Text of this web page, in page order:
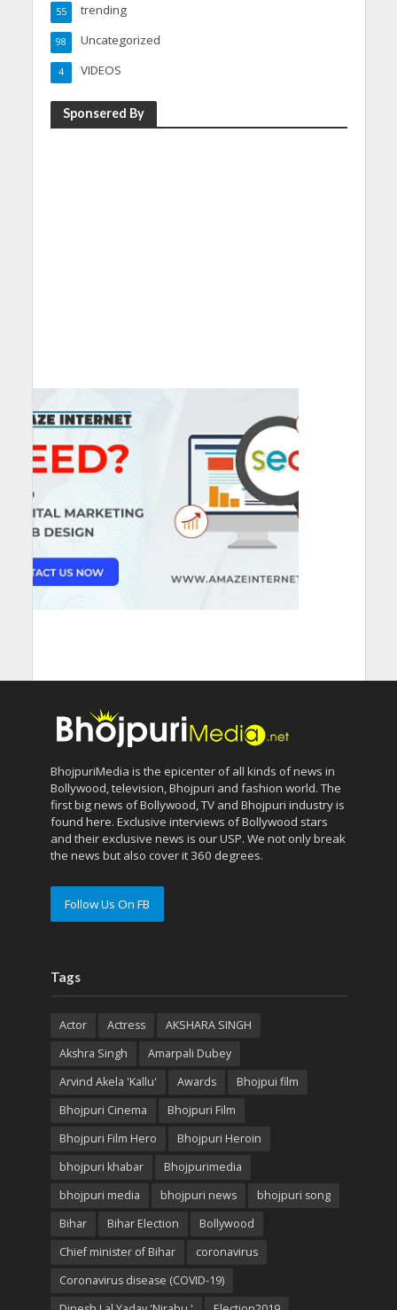
trending
55
Uncategorized
98
VIDEOS
4
Sponsered By
BhojpuriMedia is the epicenter of all kinds of news in
Bollywood, television, Bhojpuri and fashion world. The
first big news of Bollywood, TV and Bhojpuri industry is
found here. Exclusive interviews of Bollywood stars
and their exclusive news is our USP. We not only break
the news but also cover it 360 degrees.
Follow Us On FB
Tags
Actor Actress
AKSHARA SINGH
Akshra Singh
Amarpali Dubey
Arvind Akela 'Kallu'
Awards
Bhojpui film
Bhojpuri Cinema
Bhojpuri Film
Bhojpuri Film Hero
Bhojpuri Heroin
bhojpuri khabar
Bhojpurimedia
bhojpuri media
bhojpuri news
bhojpuri song
Bihar
Bihar Election
Bollywood
Chief minister of Bihar
coronavirus
Coronavirus disease (COVID-19)